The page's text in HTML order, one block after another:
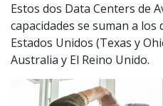
Estos dos Data Centers de
capacidades se suman a los
Estados Unidos (Texas y
Australia y El Reino Unido.